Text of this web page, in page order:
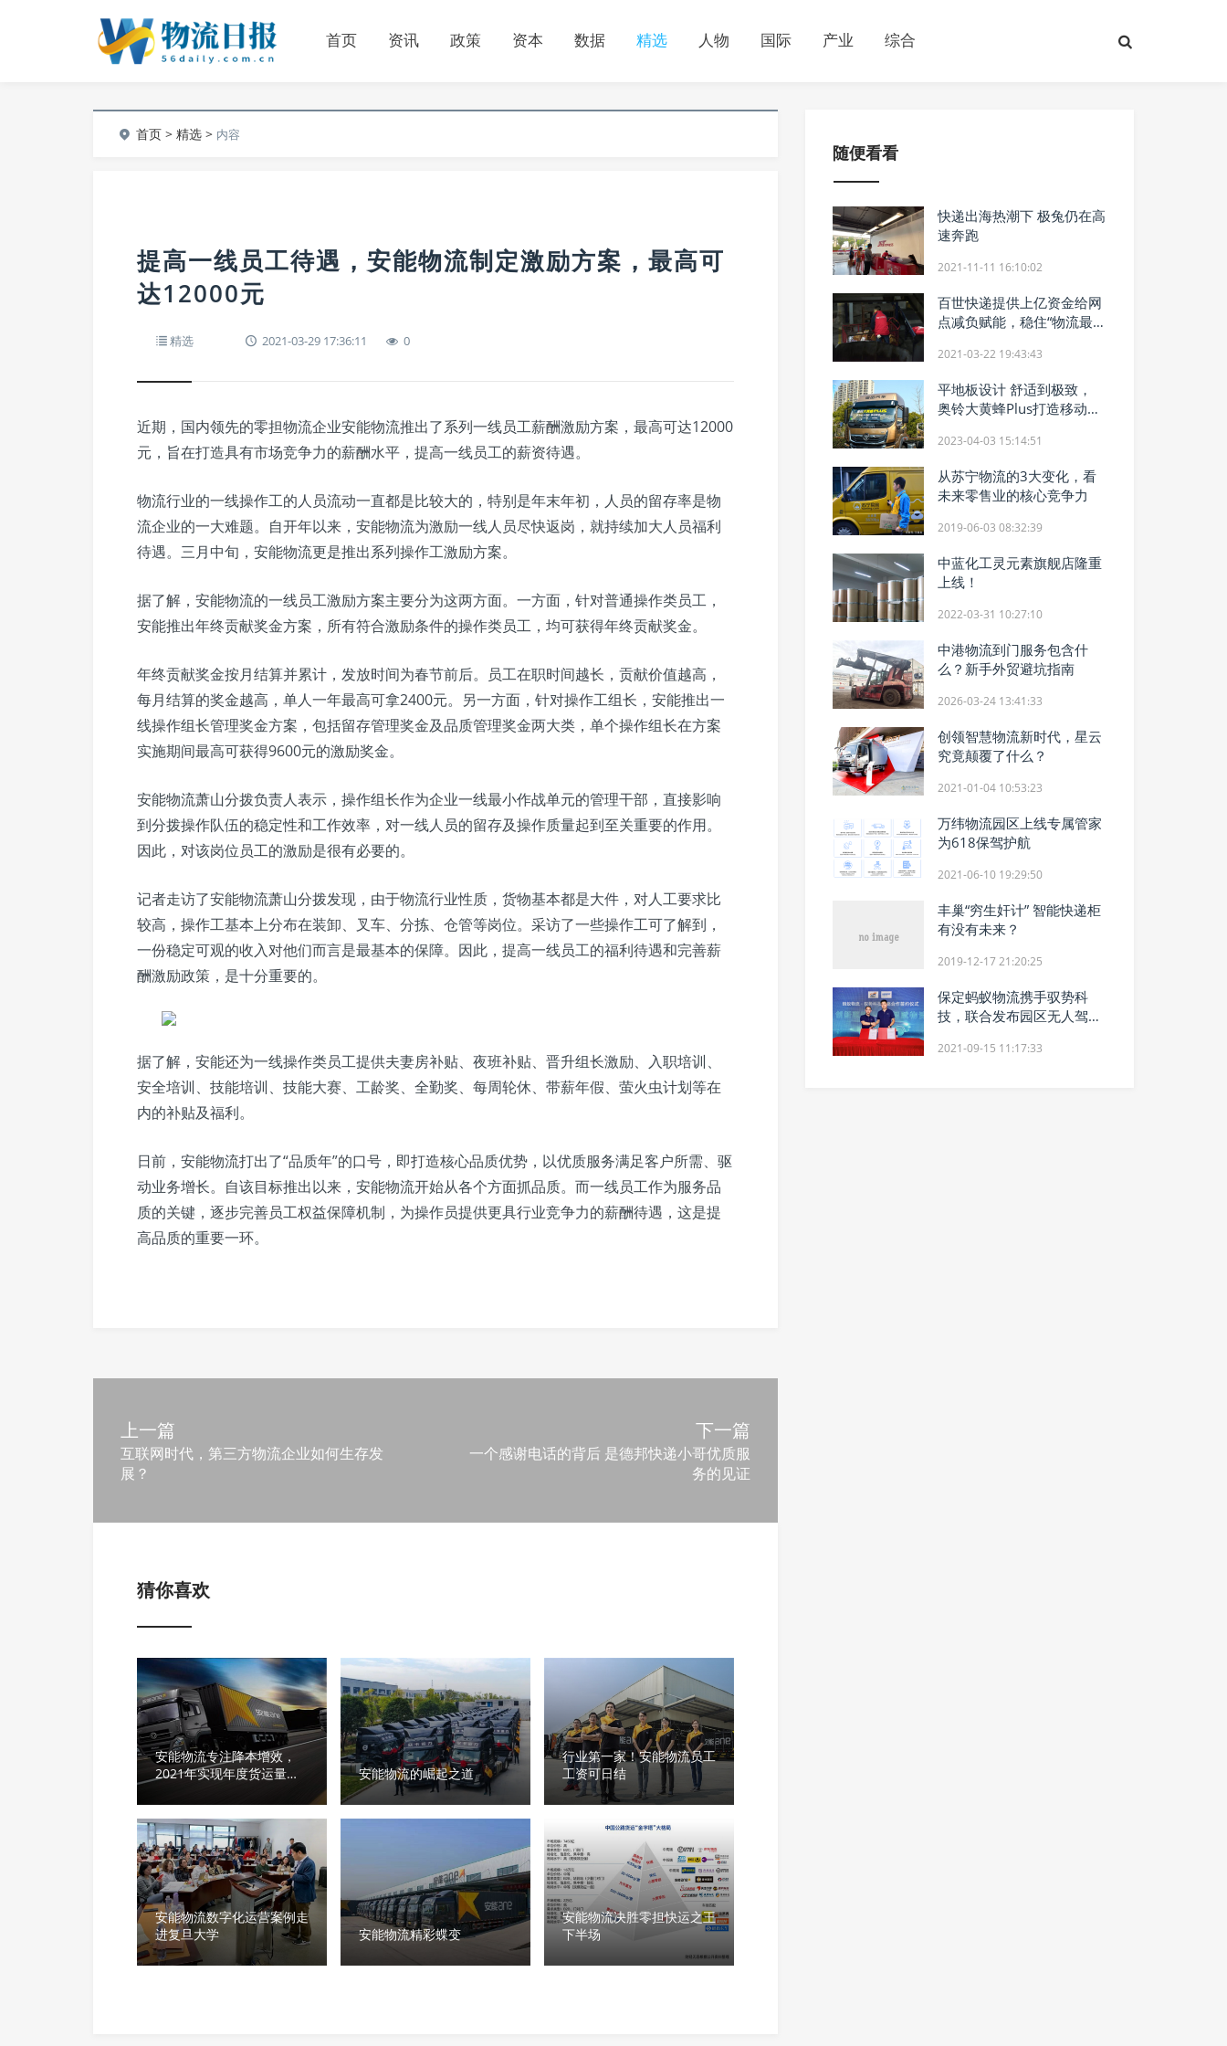
首页 资讯 政策 资本 数据 精选 人物 国际 产业 综合
首页 >精选 > 内容
提高一线员工待遇，安能物流制定激励方案，最高可
达12000元
精选 2021-03-29 17:36:11 0
近期，国内领先的零担物流企业安能物流推出了系列一线员工薪酬激励方案，最高可达12000
元，旨在打造具有市场竞争力的薪酬水平，提高一线员工的薪资待遇。
物流行业的一线操作工的人员流动一直都是比较大的，特别是年末年初，人员的留存率是物
流企业的一大难题。自开年以来，安能物流为激励一线人员尽快返岗，就持续加大人员福利
待遇。三月中旬，安能物流更是推出系列操作工激励方案。
据了解，安能物流的一线员工激励方案主要分为这两方面。一方面，针对普通操作类员工，
安能推出年终贡献奖金方案，所有符合激励条件的操作类员工，均可获得年终贡献奖金。
年终贡献奖金按月结算并累计，发放时间为春节前后。员工在职时间越长，贡献价值越高，
每月结算的奖金越高，单人一年最高可拿2400元。另一方面，针对操作工组长，安能推出一
线操作组长管理奖金方案，包括留存管理奖金及品质管理奖金两大类，单个操作组长在方案
实施期间最高可获得9600元的激励奖金。
安能物流萧山分拨负责人表示，操作组长作为企业一线最小作战单元的管理干部，直接影响
到分拨操作队伍的稳定性和工作效率，对一线人员的留存及操作质量起到至关重要的作用。
因此，对该岗位员工的激励是很有必要的。
记者走访了安能物流萧山分拨发现，由于物流行业性质，货物基本都是大件，对人工要求比
较高，操作工基本上分布在装卸、叉车、分拣、仓管等岗位。采访了一些操作工可了解到，
一份稳定可观的收入对他们而言是最基本的保障。因此，提高一线员工的福利待遇和完善薪
酬激励政策，是十分重要的。
据了解，安能还为一线操作类员工提供夫妻房补贴、夜班补贴、晋升组长激励、入职培训、
安全培训、技能培训、技能大赛、工龄奖、全勤奖、每周轮休、带薪年假、萤火虫计划等在
内的补贴及福利。
日前，安能物流打出了“品质年”的口号，即打造核心品质优势，以优质服务满足客户所需、驱
动业务增长。自该目标推出以来，安能物流开始从各个方面抓品质。而一线员工作为服务品
质的关键，逐步完善员工权益保障机制，为操作员提供更具行业竞争力的薪酬待遇，这是提
高品质的重要一环。
上一篇
互联网时代，第三方物流企业如何生存发
展？
下一篇
一个感谢电话的背后 是德邦快递小哥优质服
务的见证
猜你喜欢
安能物流专注降本增效，
2021年实现年度货运量、
安能物流的崛起之道
行业第一家！安能物流员工
工资可日结
安能物流数字化运营案例走
进复旦大学
安能物流精彩蝶变
安能物流决胜零担快运之王
下半场
随便看看
快递出海热潮下 极兔仍在高
速奔跑
2021-11-11 16:10:02
百世快递提供上亿资金给网
点减负赋能，稳住“物流最后
2021-03-22 19:43:43
平地板设计 舒适到极致，
奥铃大黄蜂Plus打造移动之
2023-04-03 15:14:51
从苏宁物流的3大变化，看
未来零售业的核心竞争力
2019-06-03 08:32:39
中蓝化工灵元素旗舰店隆重
上线！
2022-03-31 10:27:10
中港物流到门服务包含什
么？新手外贸避坑指南
2026-03-24 13:41:33
创领智慧物流新时代，星云
究竟颠覆了什么？
2021-01-04 10:53:23
万纬物流园区上线专属管家
为618保驾护航
2021-06-10 19:29:50
丰巢“穷生奸计” 智能快递柜
有没有未来？
2019-12-17 21:20:25
保定蚂蚁物流携手驭势科
技，联合发布园区无人驾驶
2021-09-15 11:17:33